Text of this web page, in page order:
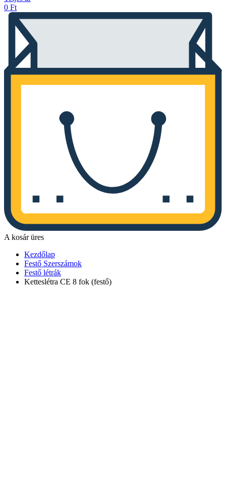
0 Ft
A kosár üres
Kezdőlap
Festő Szerszámok
Festő létrák
Ketteslétra CE 8 fok (festő)